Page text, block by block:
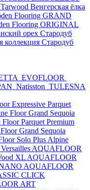
Tarwood Венгерская ёлка
Flooring GRAND
Flooring ORIGINAL
орех Стародуб
коллекция Стародуб
EVOFLOOR
Natisston TULESNA
Expressive Parquet
Floor Grand Sequoia
Parquet Premium
Grand Sequoia
Solo Plus Alpine
AQUAFLOOR
XL AQUAFLOOR
AQUAFLOOR
CLICK
ART